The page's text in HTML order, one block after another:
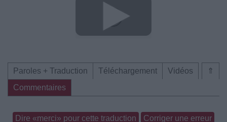
⇑
Paroles + Traduction Téléchargement
Vidéos
Commentaires
Dire «merci» pour cette traduction Corriger une erreur